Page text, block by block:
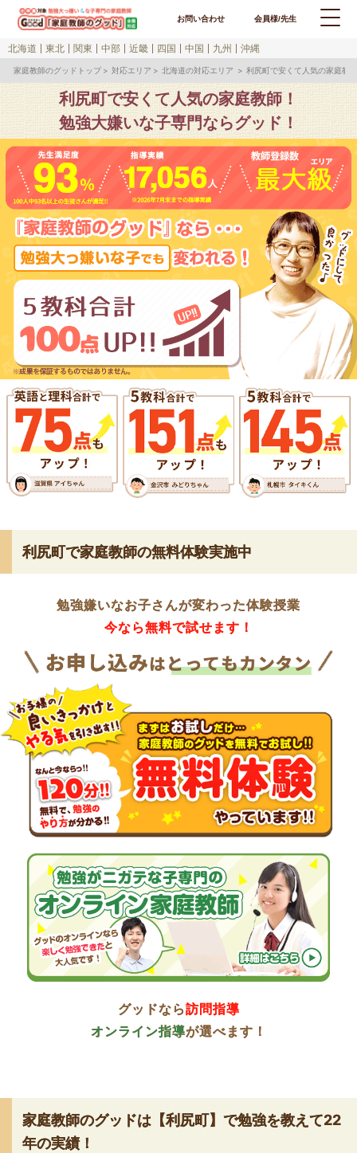
お問い合わせ 会員様/先生
北海道 東北 関東 中部 近畿 四国 中国 九州 沖縄
家庭教師のグッドトップ 対応エリア 北海道の対応エリア 利尻町で安くて人気の家庭教
利尻町で安くて人気の家庭教師！
勉強大嫌いな子専門ならグッド！
利尻町で家庭教師の無料体験実施中
勉強嫌いなお子さんが変わった体験授業
今なら無料で試せます！
グッドなら訪問指導
オンライン指導が選べます！
家庭教師のグッドは【利尻町】で勉強を教えて22
年の実績！